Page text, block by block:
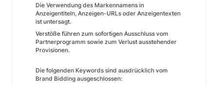
Die Verwendung des Markennamens in
Anzeigentiteln, Anzeigen-URLs oder Anzeigentexten
ist untersagt.
Verstöße führen zum sofortigen Ausschluss vom
Partnerprogramm sowie zum Verlust ausstehender
Provisionen.
Die folgenden Keywords sind ausdrücklich vom
Brand Bidding ausgeschlossen: